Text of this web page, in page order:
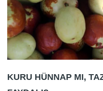
KURU HÜNNAP MI,